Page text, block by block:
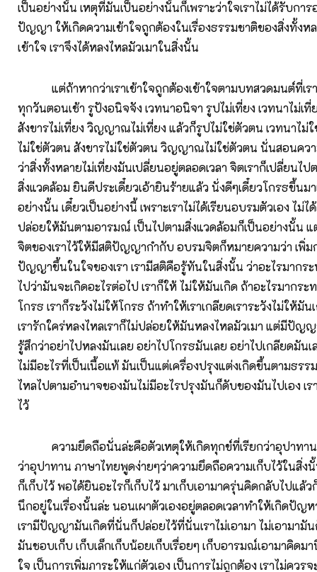
เป็นอย่างนั้น เหตุที่มันเป็นอย่างนั้นก็เพราะว่าใจเราไม่ได้รับกา
ปัญญา ให้เกิดความเข้าใจถูกต้องในเรื่องธรรมชาติของสิ่งทั้งหล
เข้าใจ เราจึงได้หลงไหลมัวเมาในสิ่งนั้น
แต่ถ้าหากว่าเราเข้าใจถูกต้องเข้าใจตามบทสวดมนต์ที่เรา
ทุกวันตอนเช้า รูปังอนิจจัง เวทนาอนิจา รูปไม่เที่ยง เวทนาไม่เ
สังขารไม่เที่ยง วิญญาณไม่เที่ยง แล้วก็รูปไม่ใช่ตัวตน เวทนาไ
ไม่ใช่ตัวตน สังขารไม่ใช่ตัวตน วิญญาณไม่ใช่ตัวตน นั่นสอนควา
ว่าสิ่งทั้งหลายไม่เที่ยงมันเปลี่ยนอยู่ตลอดเวลา จิตเราก็เปลี่ยนไ
สิ่งแวดล้อม ยินดีประเดี๋ยวเอ้ายินร้ายแล้ว นั่งดีๆเดี๋ยวโกรธขึ้นม
อย่างนั้น เดี๋ยวเป็นอย่างนี้ เพราะเราไม่ได้เรียนอบรมตัวเอง ไม่ไ
ปล่อยให้มันตามอารมณ์ เป็นไปตามสิ่งแวดล้อมก็เป็นอย่างนั้น แ
จิตของเราไว้ให้มีสติปัญญากำกับ อบรมจิตก็หมายความว่า เพิ่ม
ปัญญาขึ้นในใจของเรา เรามีสติคือรู้ทันในสิ่งนั้น ว่าอะไรมากร
ไปว่ามันจะเกิดอะไรต่อไป เราก็ให้ ไม่ให้มันเกิด ถ้าอะไรมากระ
โกรธ เราก็ระวังไม่ให้โกรธ ถ้าทำให้เราเกลียดเราระวังไม่ให้มั
เรารักใคร่หลงไหลเราก็ไม่ปล่อยให้มันหลงไหลมัวเมา แต่มีปัญ
รู้สึกว่าอย่าไปหลงมันเลย อย่าไปโกรธมันเลย อย่าไปเกลียดมันเ
ไม่มีอะไรที่เป็นเนื้อแท้ มันเป็นแต่เครื่องปรุงแต่งเกิดขึ้นตามธร
ไหลไปตามอำนาจของมันไม่มีอะไรปรุงมันก็ดับของมันไปเอง เ
ไว้
ความยึดถือนั่นล่ะคือตัวเหตุให้เกิดทุกข์ที่เรียกว่าอุปาทาน
ว่าอุปาทาน ภาษาไทยพูดง่ายๆว่าความยึดถือความเก็บไว้ในสิ่ง
ก็เก็บไว้ พอได้ยินอะไรก็เก็บไว้ มาเก็บเอามาครุ่นคิดกลับไปแล้
นึกอยู่ในเรื่องนั้นล่ะ นอนเผาตัวเองอยู่ตลอดเวลาทำให้เกิดปัญ
เรามีปัญญามันเกิดที่นั่นก็ปล่อยไว้ที่นั่นเราไม่เอามา ไม่เอามา
มันชอบเก็บ เก็บเล็กเก็บน้อยเก็บเรื่อยๆ เก็บอารมณ์เอามาคิดม
ใจ เป็นการเพิ่มภาระให้แก่ตัวเอง เป็นการไม่ถูกต้อง เราไม่ควร